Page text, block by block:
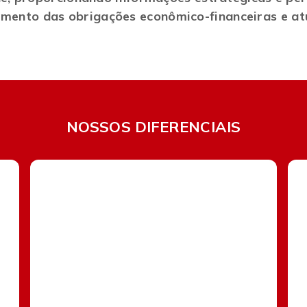
das obrigações econômico-financeiras e
NOSSOS DIFERENCIAIS